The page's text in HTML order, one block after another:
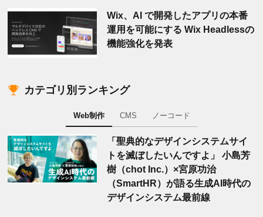
Wix、AI で開発したアプリの本番
運用を可能にする Wix Headlessの
機能強化を発表
カテゴリ別ランキング
Web制作 CMS ノーコード
「聖典的なデザインシステムサイ
トを滅ぼしたいんですよ」 小島芳
樹（chot Inc.）×宮原功治
（SmartHR）が語る生成AI時代の
デザインシステム最前線